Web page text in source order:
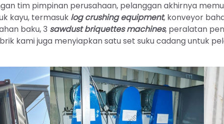
tim pimpinan perusahaan, pelanggan akhirnya
kayu, termasuk log crushing equipment, konveyor
baku, 3 sawdust briquettes machines, peralatan
kami juga menyiapkan satu set suku cadang untuk